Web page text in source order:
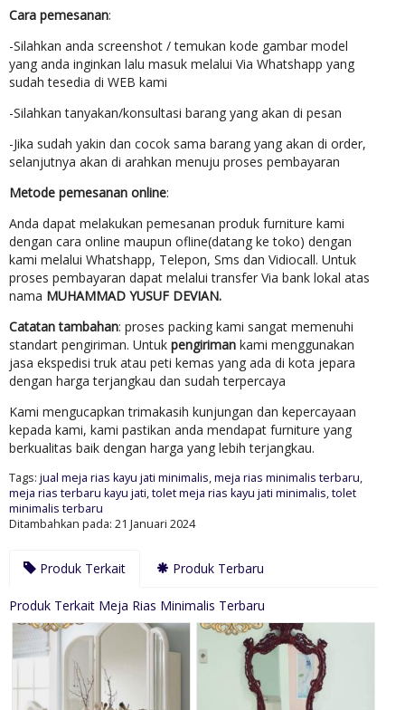
Cara pemesanan:
-Silahkan anda screenshot / temukan kode gambar model
yang anda inginkan lalu masuk melalui Via Whatshapp yang
sudah tesedia di WEB kami
-Silahkan tanyakan/konsultasi barang yang akan di pesan
-Jika sudah yakin dan cocok sama barang yang akan di order,
selanjutnya akan di arahkan menuju proses pembayaran
Metode pemesanan online:
Anda dapat melakukan pemesanan produk furniture kami
dengan cara online maupun ofline(datang ke toko) dengan
kami melalui Whatshapp, Telepon, Sms dan Vidiocall. Untuk
proses pembayaran dapat melalui transfer Via bank lokal atas
nama MUHAMMAD YUSUF DEVIAN.
Catatan tambahan: proses packing kami sangat memenuhi
standart pengiriman. Untuk pengiriman kami menggunakan
jasa ekspedisi truk atau peti kemas yang ada di kota jepara
dengan harga terjangkau dan sudah terpercaya
Kami mengucapkan trimakasih kunjungan dan kepercayaan
kepada kami, kami pastikan anda mendapat furniture yang
berkualitas baik dengan harga yang lebih terjangkau.
Tags: jual meja rias kayu jati minimalis,meja rias minimalis terbaru,
meja rias terbaru kayu jati,tolet meja rias kayu jati minimalis,tolet
minimalis terbaru
Ditambahkan pada: 21 Januari 2024
Produk Terkait Produk Terbaru
Produk Terkait Meja Rias Minimalis Terbaru